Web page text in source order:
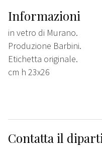
Informazioni
in vetro di Murano.
Produzione Barbini.
Etichetta originale.
cm h 23x26
Contatta il